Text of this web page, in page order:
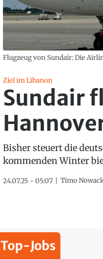
Flugzeug von Sundair: Die
Ziel im Libanon
Sundair
Bisher steuert die
kommenden Winter
24.07.25 - 05:07 Timo
Top-Jobs